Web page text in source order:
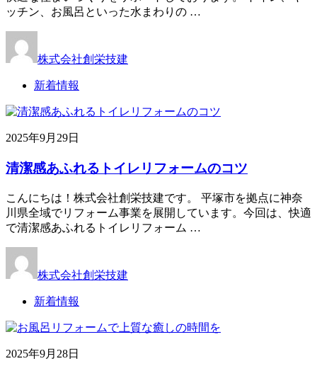
ッチン、お風呂といった水まわりの …
株式会社創栄技建
新着情報
2025年9月29日
清潔感あふれるトイレリフォームのコツ
こんにちは！株式会社創栄技建です。 平塚市を拠点に神奈
川県全域でリフォーム事業を展開しています。今回は、快適
で清潔感あふれるトイレリフォーム …
株式会社創栄技建
新着情報
2025年9月28日